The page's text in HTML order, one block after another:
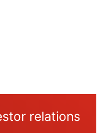
relations